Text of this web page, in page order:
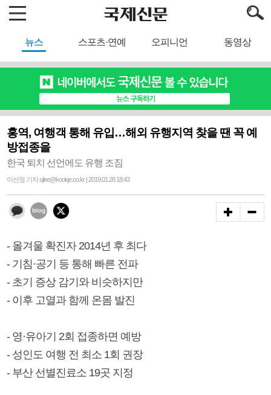
뉴스 스포츠·연예 오피니언 동영상
홍역, 여행객 통해 유입…해외 유행지역 찾을 땐 꼭 예
방접종을
한국 퇴치 선언에도 유행 조짐
이선정 기자 sjlee@kookje.co.kr | 2019.01.28 18:43
- 올겨울 확진자 2014년 후 최다
- 기침·공기 등 통해 빠른 전파
- 초기 증상 감기와 비슷하지만
- 이후 고열과 함께 온몸 발진
- 영·유아기 2회 접종하면 예방
- 성인도 여행 전 최소 1회 권장
- 부산 선별진료소 19곳 지정